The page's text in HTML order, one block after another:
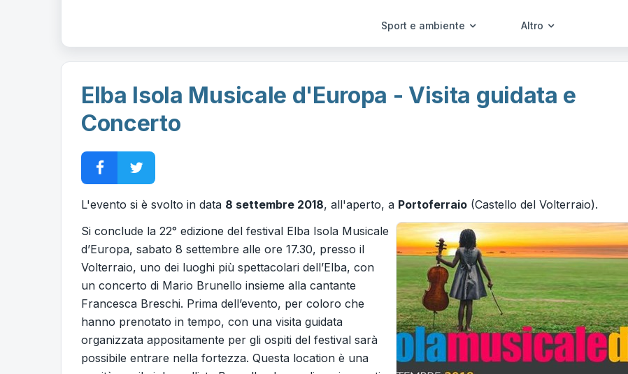
Sport e ambiente Altro
Elba Isola Musicale d'Europa - Visita guidata e
Concerto
L'evento si è svolto in data 8 settembre 2018, all'aperto, a Portoferraio (Castello del Volterraio).
Si conclude la 22° edizione del festival Elba Isola Musicale
d’Europa, sabato 8 settembre alle ore 17.30, presso il
Volterraio, uno dei luoghi più spettacolari dell’Elba, con
un concerto di Mario Brunello insieme alla cantante
Francesca Breschi. Prima dell’evento, per coloro che
hanno prenotato in tempo, con una visita guidata
organizzata appositamente per gli ospiti del festival sarà
possibile entrare nella fortezza. Questa location è una